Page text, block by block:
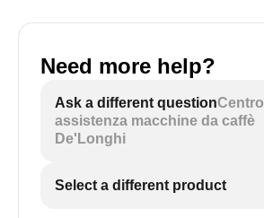
Need more help?
Ask a different questionCentro
assistenza macchine da caffè
De'Longhi
Select a different product